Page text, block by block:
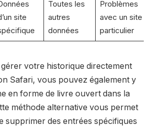
site
Toutes les
autres
données
Problèmes
avec un site
particulier
votre historique directement
Safari, vous pouvez également y
en forme de livre ouvert dans la
méthode alternative vous permet
supprimer des entrées spécifiques